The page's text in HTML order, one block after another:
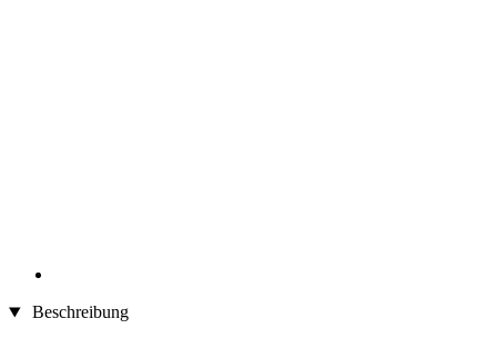
Beschreibung